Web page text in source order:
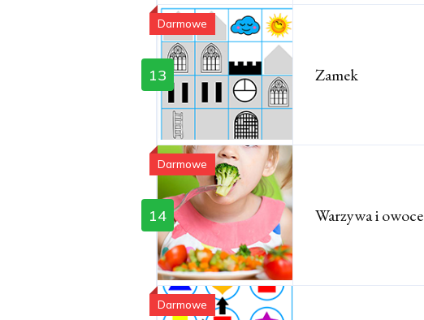
Darmowe
13 Zamek
Darmowe
14 Warzywa i owoce
Darmowe